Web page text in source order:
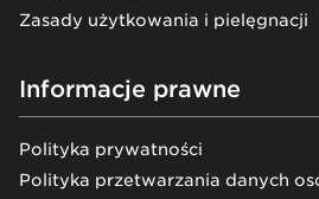
Zasady użytkowania i pielęgnacji
Informacje prawne
Polityka prywatności
Polityka przetwarzania danych